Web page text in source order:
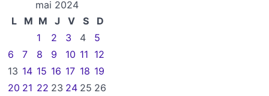
mai 2024
L
M M J V S
D
1
2 3 4
5
6
7 8 9 10 11 12
13 14 15 16 17 18 19
20 21 22 23 24 25 26